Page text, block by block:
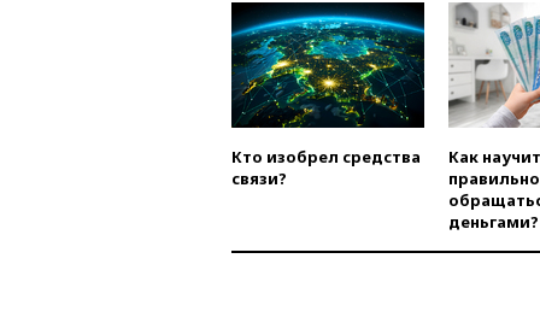
Кто изобрел средства
связи?
Как
правильно
деньгами?